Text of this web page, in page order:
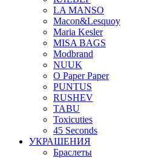
LA MANSO
Macon&Lesquoy
Maria Kesler
MISA BAGS
Modbrand
NUUK
O Paper Paper
PUNTUS
RUSHEV
TABU
Toxicuties
45 Seconds
УКРАШЕНИЯ
Браслеты